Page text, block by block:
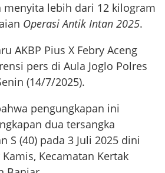
menyita lebih dari 12 kilogram
Operasi Antik Intan 2025.
AKBP Pius X Febry Aceng
pers di Aula Joglo Polres
(14/7/2025).
pengungkapan ini
dua tersangka
S (40) pada 3 Juli 2025 dini
Kecamatan Kertak